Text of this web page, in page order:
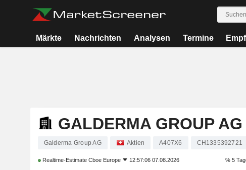
Märkte Nachrichten Analysen Termine
GALDERMA GROUP AG
Galderma Group AG Aktien A407X6 CH1335392721
Realtime-Estimate Cboe Europe 12:57:06 07.08.2026 % 5